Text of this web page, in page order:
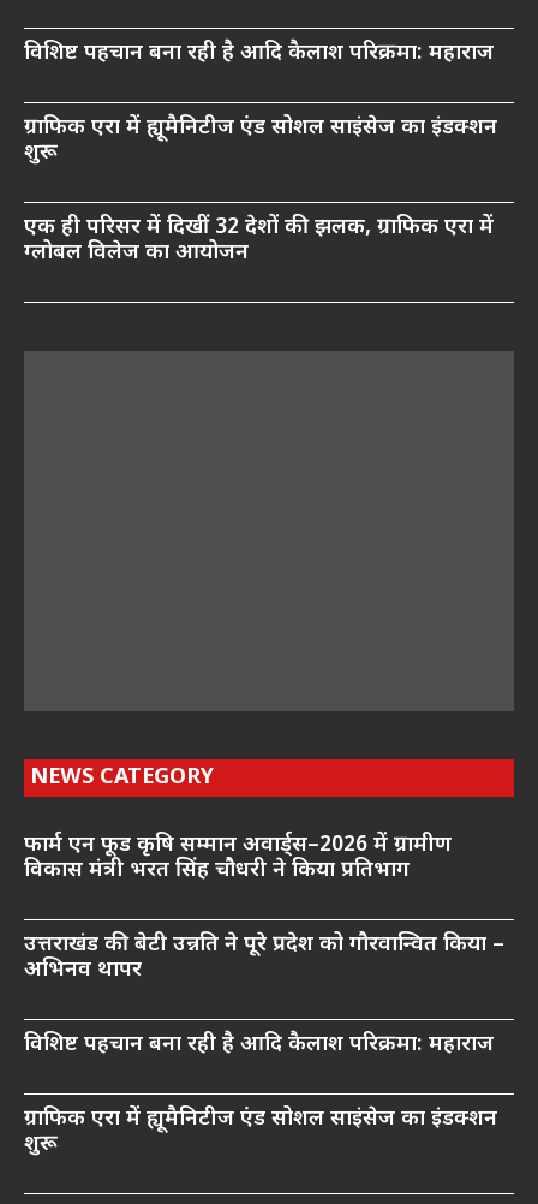
विशिष्ट पहचान बना रही है आदि कैलाश परिक्रमा: महाराज
ग्राफिक एरा में ह्यूमैनिटीज एंड सोशल साइंसेज का इंडक्शन
शुरू
एक ही परिसर में दिखीं 32 देशों की झलक, ग्राफिक एरा में
ग्लोबल विलेज का आयोजन
NEWS CATEGORY
फार्म एन फूड कृषि सम्मान अवार्ड्स–2026 में ग्रामीण
विकास मंत्री भरत सिंह चौधरी ने किया प्रतिभाग
उत्तराखंड की बेटी उन्नति ने पूरे प्रदेश को गौरवान्वित किया –
अभिनव थापर
विशिष्ट पहचान बना रही है आदि कैलाश परिक्रमा: महाराज
ग्राफिक एरा में ह्यूमैनिटीज एंड सोशल साइंसेज का इंडक्शन
शुरू